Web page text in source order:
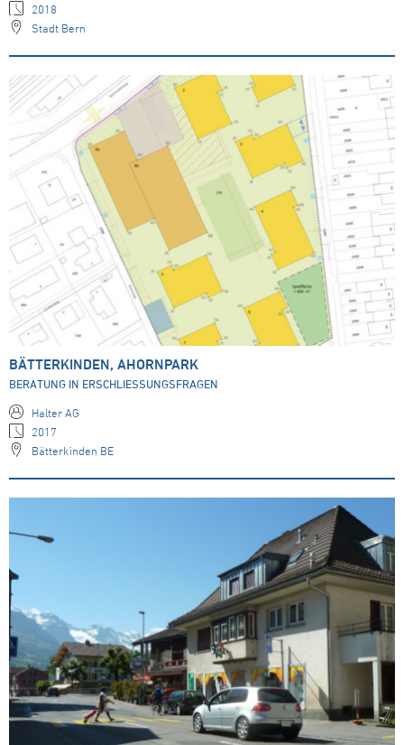
2018
Stadt Bern
BÄTTERKINDEN, AHORNPARK
BERATUNG IN ERSCHLIESSUNGSFRAGEN
Halter AG
2017
Bätterkinden BE